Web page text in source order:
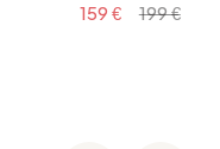
159 € 199 €